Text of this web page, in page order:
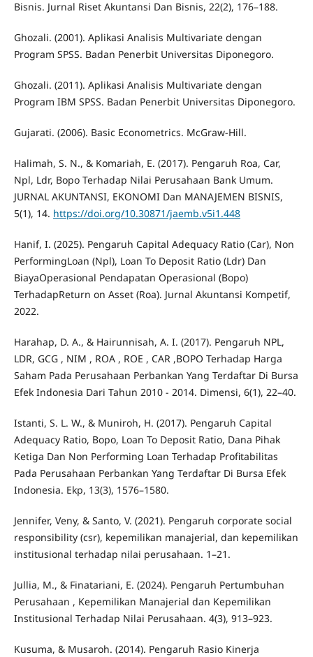
Bisnis. Jurnal Riset Akuntansi Dan Bisnis, 22(2), 176–188.
Ghozali. (2001). Aplikasi Analisis Multivariate dengan
Program SPSS. Badan Penerbit Universitas Diponegoro.
Ghozali. (2011). Aplikasi Analisis Multivariate dengan
Program IBM SPSS. Badan Penerbit Universitas Diponegoro.
Gujarati. (2006). Basic Econometrics. McGraw-Hill.
Halimah, S. N., & Komariah, E. (2017). Pengaruh Roa, Car,
Npl, Ldr, Bopo Terhadap Nilai Perusahaan Bank Umum.
JURNAL AKUNTANSI, EKONOMI Dan MANAJEMEN BISNIS,
5(1), 14. https://doi.org/10.30871/jaemb.v5i1.448
Hanif, I. (2025). Pengaruh Capital Adequacy Ratio (Car), Non
PerformingLoan (Npl), Loan To Deposit Ratio (Ldr) Dan
BiayaOperasional Pendapatan Operasional (Bopo)
TerhadapReturn on Asset (Roa). Jurnal Akuntansi Kompetif,
2022.
Harahap, D. A., & Hairunnisah, A. I. (2017). Pengaruh NPL,
LDR, GCG , NIM , ROA , ROE , CAR ,BOPO Terhadap Harga
Saham Pada Perusahaan Perbankan Yang Terdaftar Di Bursa
Efek Indonesia Dari Tahun 2010 - 2014. Dimensi, 6(1), 22–40.
Istanti, S. L. W., & Muniroh, H. (2017). Pengaruh Capital
Adequacy Ratio, Bopo, Loan To Deposit Ratio, Dana Pihak
Ketiga Dan Non Performing Loan Terhadap Profitabilitas
Pada Perusahaan Perbankan Yang Terdaftar Di Bursa Efek
Indonesia. Ekp, 13(3), 1576–1580.
Jennifer, Veny, & Santo, V. (2021). Pengaruh corporate social
responsibility (csr), kepemilikan manajerial, dan kepemilikan
institusional terhadap nilai perusahaan. 1–21.
Jullia, M., & Finatariani, E. (2024). Pengaruh Pertumbuhan
Perusahaan , Kepemilikan Manajerial dan Kepemilikan
Institusional Terhadap Nilai Perusahaan. 4(3), 913–923.
Kusuma, & Musaroh. (2014). Pengaruh Rasio Kinerja